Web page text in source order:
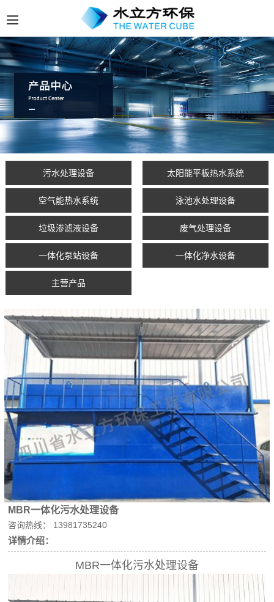
污水处理设备 太阳能平板热水系统
空气能热水系统 泳池水处理设备
垃圾渗滤液设备 废气处理设备
一体化泵站设备 一体化净水设备
主营产品
MBR一体化污水处理设备
咨询热线： 13981735240
详情介绍：
MBR一体化污水处理设备